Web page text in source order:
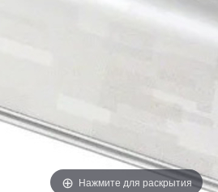
Нажмите для раскрытия